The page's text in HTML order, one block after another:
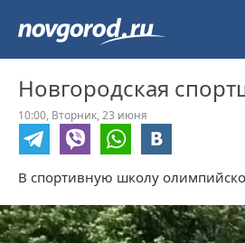
Новгородская
10:00, Вторник, 23 июня
В спортивную школу